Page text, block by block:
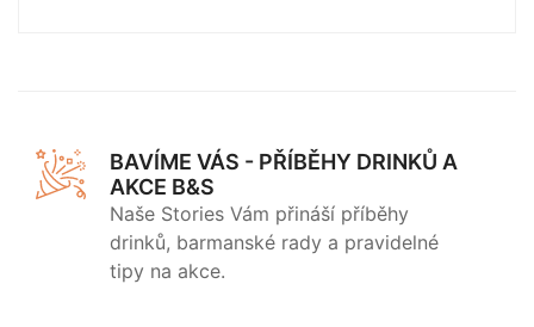
BAVÍME VÁS - PŘÍBĚHY DRINKŮ A
AKCE B&S
Naše Stories Vám přináší příběhy
drinků, barmanské rady a pravidelné
tipy na akce.